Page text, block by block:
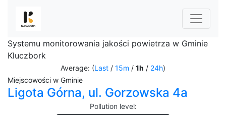
Systemu monitorowania jakości powietrza w Gminie
Kluczbork
Average: (Last / 15m / 1h / 24h)
Miejscowości w Gminie
Ligota Górna, ul. Gorzowska 4a
Pollution level: